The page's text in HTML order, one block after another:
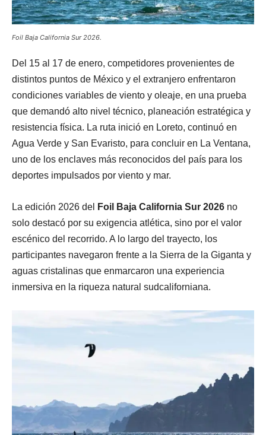
Foil Baja California Sur 2026.
Del 15 al 17 de enero, competidores provenientes de
distintos puntos de México y el extranjero enfrentaron
condiciones variables de viento y oleaje, en una prueba
que demandó alto nivel técnico, planeación estratégica y
resistencia física. La ruta inició en Loreto, continuó en
Agua Verde y San Evaristo, para concluir en La Ventana,
uno de los enclaves más reconocidos del país para los
deportes impulsados por viento y mar.
La edición 2026 del Foil Baja California Sur 2026 no
solo destacó por su exigencia atlética, sino por el valor
escénico del recorrido. A lo largo del trayecto, los
participantes navegaron frente a la Sierra de la Giganta y
aguas cristalinas que enmarcaron una experiencia
inmersiva en la riqueza natural sudcaliforniana.